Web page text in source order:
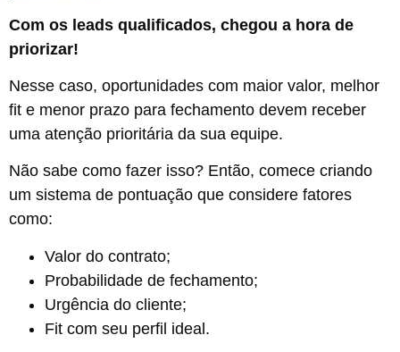
Com os leads qualificados, chegou a hora de
priorizar!
Nesse caso, oportunidades com maior valor, melhor
fit e menor prazo para fechamento devem receber
uma atenção prioritária da sua equipe.
Não sabe como fazer isso? Então, comece criando
um sistema de pontuação que considere fatores
como:
Valor do contrato;
Probabilidade de fechamento;
Urgência do cliente;
Fit com seu perfil ideal.